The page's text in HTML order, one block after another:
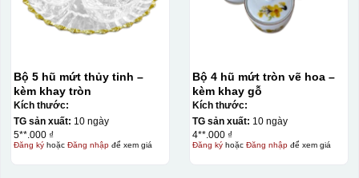
Bộ 5 hũ mứt thủy tinh –
kèm khay tròn
Kích thước:
TG sản xuất: 10 ngày
5**.000 ₫
Đăng kýhoặc Đăng nhậpđể xem giá
Bộ 4 hũ mứt tròn vẽ hoa –
kèm khay gỗ
Kích thước:
TG sản xuất: 10 ngày
4**.000 ₫
Đăng kýhoặc Đăng nhậpđể xem giá